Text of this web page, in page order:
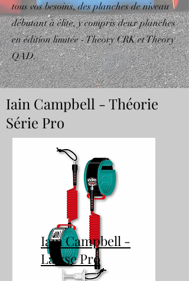
tous vos besoins, des planches de niveau
débutant à élite, y compris deux planches
en édition limitée - Theory CRK et Theory
QAD.
Iain Campbell - Théorie
Série Pro
Iain Campbell -
Laisse Pro